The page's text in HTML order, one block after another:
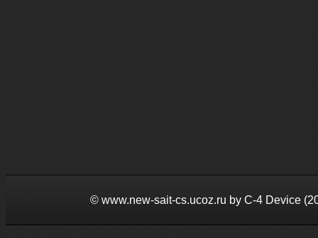
© www.new-sait-cs.ucoz.ru by С-4 Device